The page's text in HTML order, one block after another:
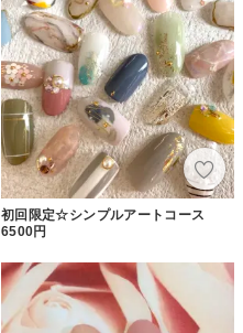
初回限定☆シンプルアートコース
6500円